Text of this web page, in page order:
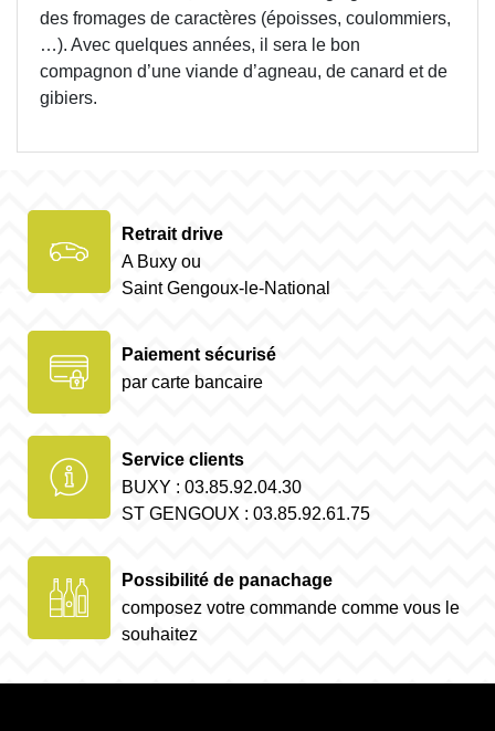
des fromages de caractères (époisses, coulommiers,
…). Avec quelques années, il sera le bon
compagnon d’une viande d’agneau, de canard et de
gibiers.
Retrait drive
A Buxy ou
Saint Gengoux-le-National
Paiement sécurisé
par carte bancaire
Service clients
BUXY : 03.85.92.04.30
ST GENGOUX : 03.85.92.61.75
Possibilité de panachage
composez votre commande comme vous le
souhaitez